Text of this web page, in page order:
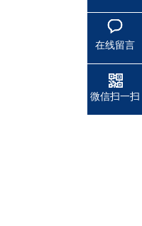
在线留言
微信扫一扫